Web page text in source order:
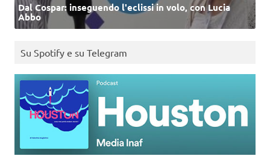
Dal Cospar: inseguendo l'eclissi in volo, con Lucia
Abbo
Su Spotify e su Telegram